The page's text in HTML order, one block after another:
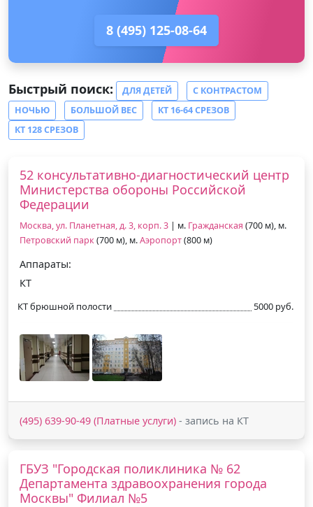
8 (495) 125-08-64
Быстрый поиск: ДЛЯ ДЕТЕЙ
С КОНТРАСТОМ
НОЧЬЮ
БОЛЬШОЙ ВЕС
КТ 16-64 СРЕЗОВ
КТ 128 СРЕЗОВ
52 консультативно-диагностический центр
Министерства обороны Российской
Федерации
Москва, ул. Планетная, д. 3, корп. 3 | м. Гражданская (700 м), м.
Петровский парк(700 м), м.Аэропорт(800 м)
Аппараты:
КТ
КТ брюшной полости 5000 руб.
(495) 639-90-49 (Платные услуги) - запись на КТ
ГБУЗ "Городская поликлиника № 62
Департамента здравоохранения города
Москвы" Филиал №5